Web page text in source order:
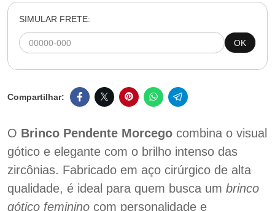
SIMULAR FRETE:
OK
O Brinco Pendente Morcego combina o visual
gótico e elegante com o brilho intenso das
zircônias. Fabricado em aço cirúrgico de alta
qualidade, é ideal para quem busca um brinco
gótico feminino com personalidade e